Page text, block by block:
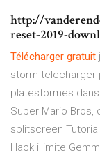
http://
reset-2019-
Télécharger gratuit
storm telecharger
platesformes
Super Mario Bros,
splitscreen
Hack illimite